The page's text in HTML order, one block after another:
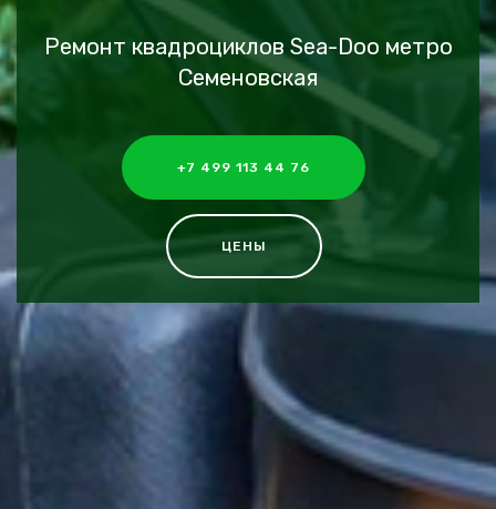
Ремонт квадроциклов Sea-Doo метро
Семеновская
+7 499 113 44 76
ЦЕНЫ